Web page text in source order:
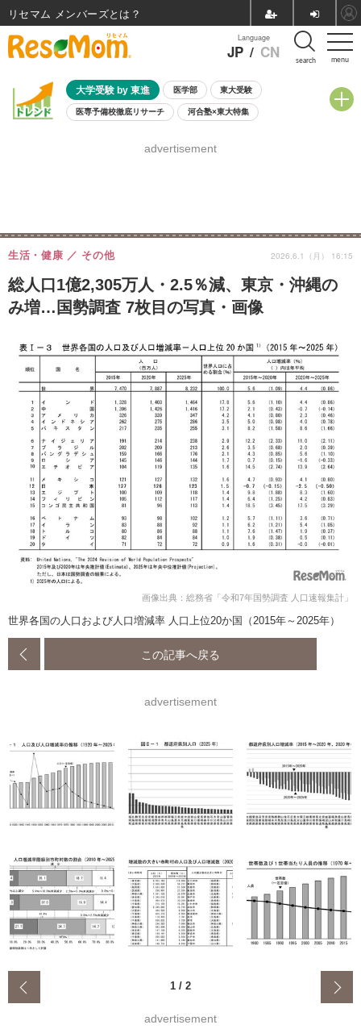
menu
Language
JP / CN search
大学受験 by 東進 医学部 東大受験
医専予備校徹底リサーチ 河合塾×東大特集
8月開催学校説明会・相談会
advertisement
総人口1億2,305万人・2.5％減、東京・沖縄の
み増…国勢調査 7枚目の写真・画像
生活・健康 その他 2026.6.1（月） 16:15
画像出典：総務省「令和7年国勢調査 人口速報集計」
世界各国の人口および人口増減率 人口上位20か国（2015年～2025年）
この記事へ戻る
advertisement
1 / 2
advertisement
リセマム メンバーズ